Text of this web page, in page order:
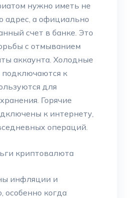
нужно иметь не
адрес, а официально
счет в банке. Это
с отмыванием
аккаунта. Холодные
к
для
Горячие
к интернету,
операций.
инфляции и
особенно когда